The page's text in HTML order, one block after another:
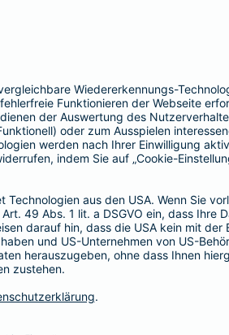
als Unterzeichner auf der
und
integriert werden und von
gute Unternehmensführung (engl.
Investieren der Vereinten
soziale Verantwortung und
investiert, die gegen die Werte
wenn sie gegen die Prinzipien des